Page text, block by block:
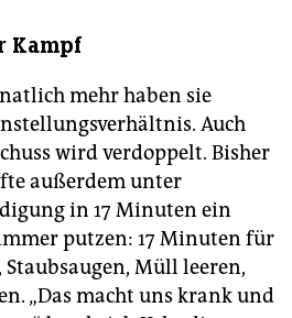
Kampf
mehr haben sie
Auch
wird verdoppelt. Bisher
außerdem unter
in 17 Minuten ein
putzen: 17 Minuten für
Staubsaugen, Müll leeren,
„Das macht uns krank und